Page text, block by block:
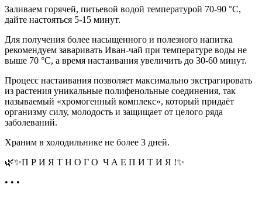
Заливаем горячей, питьевой водой температурой 70-90 °С,
дайте настояться 5-15 минут.
Для получения более насыщенного и полезного напитка
рекомендуем заваривать Иван-чай при температуре воды не
выше 70 °С, а время настаивания увеличить до 30-60 минут.
Процесс настаивания позволяет максимально экстрагировать
из растения уникальные полифенольные соединения, так
называемый «хромогенный комплекс», который придаёт
организму силу, молодость и защищает от целого ряда
заболеваний.
Храним в холодильнике не более 3 дней.
🌿✨П Р И Я Т Н О Г О Ч А Е П И Т И Я !✨
• • •